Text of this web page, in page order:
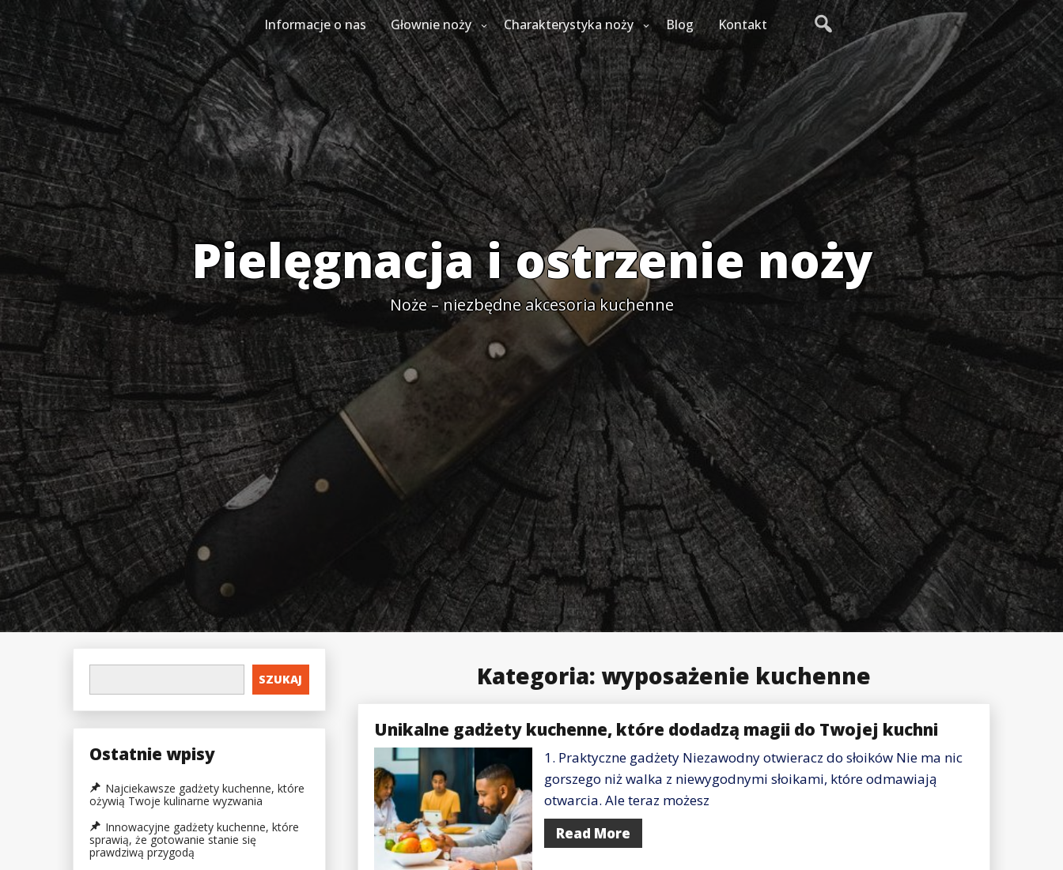
Skip
to
content
Informacje o nas Głownie noży Charakterystyka noży Blog Kontakt
Pielęgnacja i ostrzenie noży
Noże – niezbędne akcesoria kuchenne
Kategoria: wyposażenie kuchenne
Unikalne gadżety kuchenne, które dodadzą magii do Twojej kuchni
1. Praktyczne gadżety Niezawodny otwieracz do słoików Nie ma nic
gorszego niż walka z niewygodnymi słoikami, które odmawiają
otwarcia. Ale teraz możesz
Read More
SZUKAJ
Ostatnie wpisy
Najciekawsze gadżety kuchenne, które
ożywią Twoje kulinarne wyzwania
Innowacyjne gadżety kuchenne, które
sprawią, że gotowanie stanie się
prawdziwą przygodą